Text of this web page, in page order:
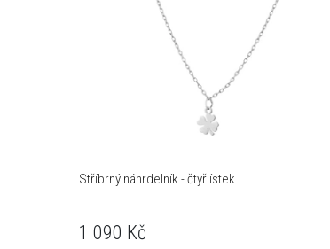
Stříbrný náhrdelník - čtyřlístek
1 090 Kč